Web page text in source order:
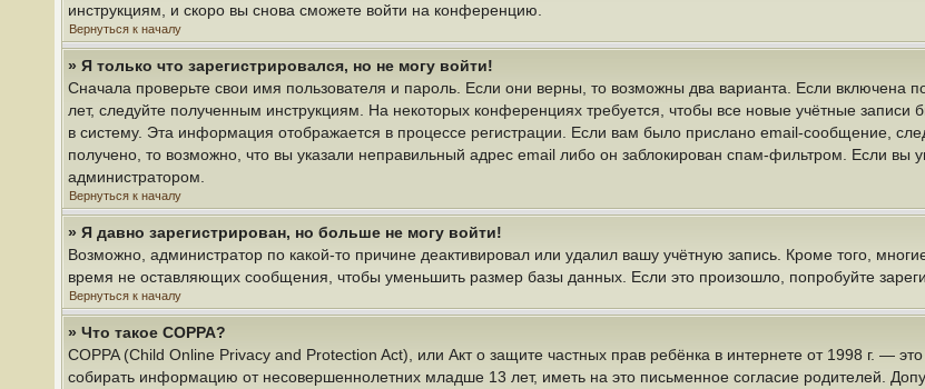
инструкциям, и скоро вы снова сможете войти на конференцию.
Вернуться к началу
» Я только что зарегистрировался, но не могу войти!
Сначала проверьте свои имя пользователя и пароль. Если они верны, то возможны два варианта. Если включена
лет, следуйте полученным инструкциям. На некоторых конференциях требуется, чтобы все новые учётные
в систему. Эта информация отображается в процессе регистрации. Если вам было прислано email-сообщение,
получено, то возможно, что вы указали неправильный адрес email либо он заблокирован спам-фильтром. Если вы
администратором.
Вернуться к началу
» Я давно зарегистрирован, но больше не могу войти!
Возможно, администратор по какой-то причине деактивировал или удалил вашу учётную запись. Кроме того,
время не оставляющих сообщения, чтобы уменьшить размер базы данных. Если это произошло, попробуйте
Вернуться к началу
» Что такое COPPA?
COPPA (Child Online Privacy and Protection Act), или Акт о защите частных прав ребёнка в интернете от 1998 г. —
собирать информацию от несовершеннолетних младше 13 лет, иметь на это письменное согласие родителей.